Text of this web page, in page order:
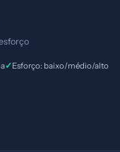
✓Esforço: baixo/médio/alto